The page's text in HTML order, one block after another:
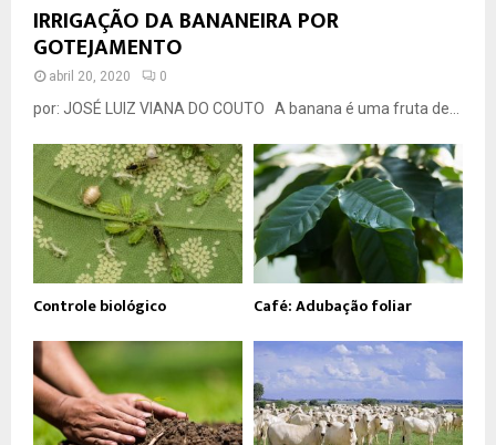
IRRIGAÇÃO DA BANANEIRA POR
GOTEJAMENTO
abril 20, 2020 0
por: JOSÉ LUIZ VIANA DO COUTO A banana é uma fruta de...
Controle biológico Café: Adubação foliar